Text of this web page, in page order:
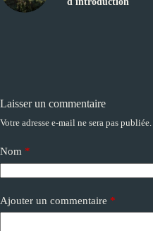
Laisser un commentaire
Votre adresse e-mail ne sera pas publiée.
Nom *
Ajouter un commentaire *
A
t
e
a
t